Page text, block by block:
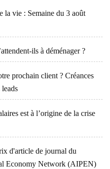
la vie : Semaine du 3 août
ils à déménager ?
prochain client ? Créances
est à l’origine de la crise
d'article de journal du
Economy Network (AIPEN)